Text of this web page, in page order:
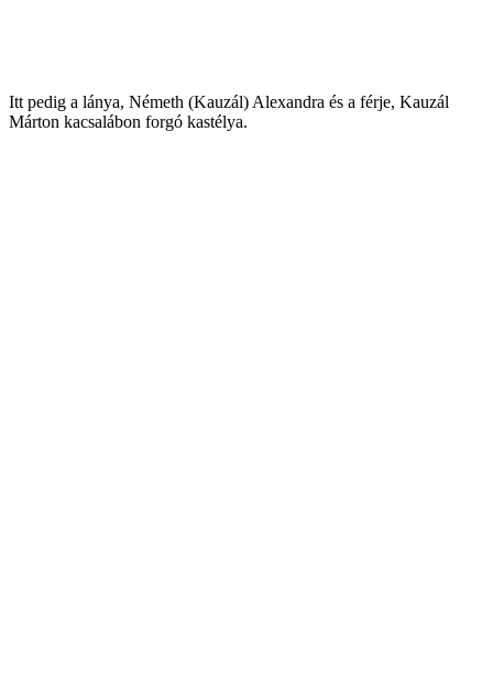
Itt pedig a lánya, Németh (Kauzál) Alexandra és a férje, Kauzál
Márton kacsalábon forgó kastélya.